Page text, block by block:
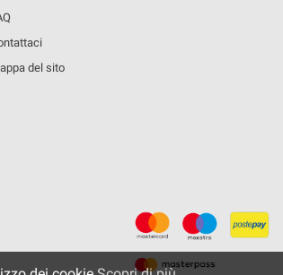
del sito